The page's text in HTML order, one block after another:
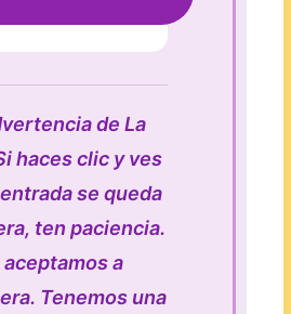
de La
haces clic y ves
se queda
ten paciencia.
aceptamos a
Tenemos una